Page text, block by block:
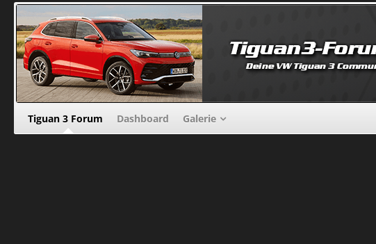
Tiguan 3 Forum Dashboard Galerie